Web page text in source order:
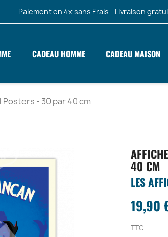
Paiement en 4x sans Frais - Livraison
CADEAU HOMME CADEAU MAISON
- 30 par 40 cm
40 CM
LES
19,90
TTC